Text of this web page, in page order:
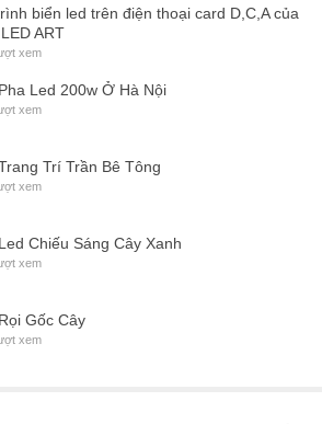
biển led trên điện thoại card D,C,A của
ART
xem
Led 200w Ở Hà Nội
xem
Trí Trần Bê Tông
xem
Chiếu Sáng Cây Xanh
xem
Gốc Cây
xem